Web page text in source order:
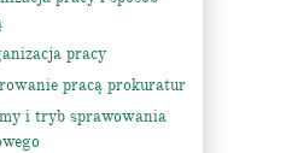
pracy
pracą prokuratur
i tryb sprawowania